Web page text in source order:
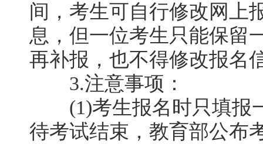
间，考生可自行修改网上
息，但一位考生只能保留
再补报，也不得修改报名
3.注意事项：
(1)考生报名时只填报
待考试结束，教育部公布